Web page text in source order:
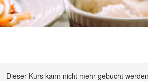
Dieser Kurs kann nicht mehr gebucht